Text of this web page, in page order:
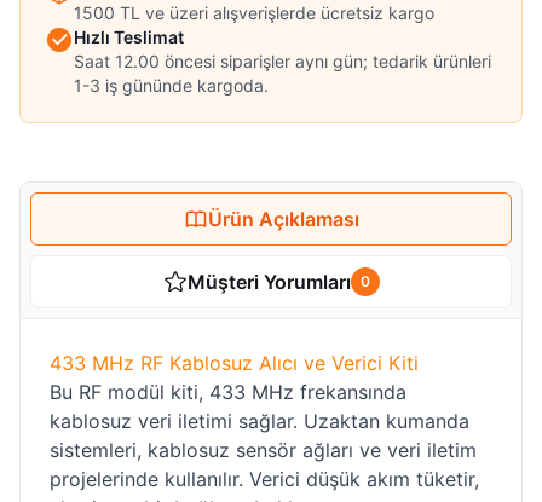
1500 TL ve üzeri alışverişlerde ücretsiz kargo
Hızlı Teslimat
Saat 12.00 öncesi siparişler aynı gün; tedarik ürünleri
1-3 iş gününde kargoda.
Ürün Açıklaması
Müşteri Yorumları 0
433 MHz RF Kablosuz Alıcı ve Verici Kiti
Bu RF modül kiti, 433 MHz frekansında
kablosuz veri iletimi sağlar. Uzaktan kumanda
sistemleri, kablosuz sensör ağları ve veri iletim
projelerinde kullanılır. Verici düşük akım tüketir,